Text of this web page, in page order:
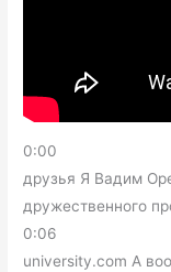
0:00
друзья Я Вадим
дружественного
0:06
university.com А